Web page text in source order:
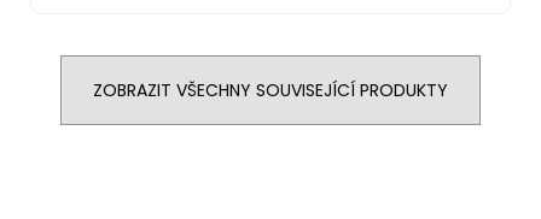
ZOBRAZIT VŠECHNY SOUVISEJÍCÍ PRODUKTY